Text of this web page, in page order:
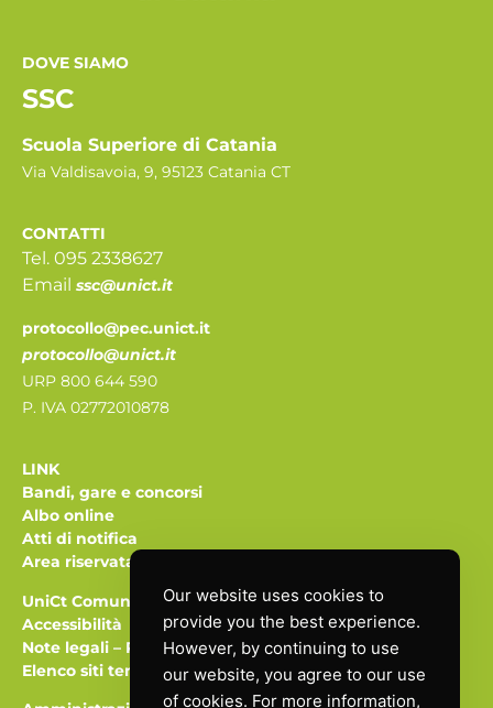
DOVE SIAMO
SSC
Scuola Superiore di Catania
Via Valdisavoia, 9, 95123 Catania CT
CONTATTI
Tel. 095 2338627
Email ssc@unict.it
protocollo@pec.unict.it
protocollo@unict.it
URP 800 644 590
P. IVA 02772010878
LINK
Bandi, gare e concorsi
Albo online
Atti di notifica
Area riservata
UniCt Comunica
Accessibilità
Note legali – Privacy
Elenco siti tematici
Our website uses cookies to
provide you the best experience.
However, by continuing to use
our website, you agree to our use
of cookies. For more information,